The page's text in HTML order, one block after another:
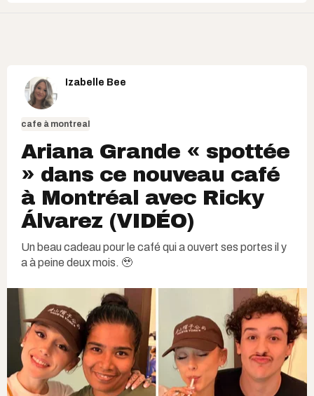
Izabelle Bee
cafe à montreal
Ariana Grande « spottée
» dans ce nouveau café
à Montréal avec Ricky
Álvarez (VIDÉO)
Un beau cadeau pour le café qui a ouvert ses portes il y
a à peine deux mois. 🥹